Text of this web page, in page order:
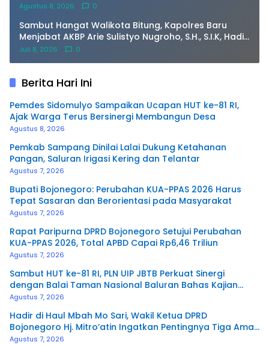
Agustus 8, 2026 0
Sambut Hangat Walikota Bitung, Kapolres Baru
Menjabat AKBP Arie Sulistyo Nugroho, S.H., S.I.K, Hadir
Rakor Forkopimda,
Juli 8, 2026 0
Berita Hari Ini
Pemdes Sidomulyo Sampaikan Ucapan HUT ke-81 RI,
Ajak Warga Terus Bersinergi Membangun Desa
Agustus 8, 2026
Pemkab Sampang Dinilai Lalai Dukung Ketahanan
Pangan, Saluran Irigasi Kering dan Telantar
Agustus 7, 2026
Bupati Bojonegoro: Perubahan KUA-PPAS 2026 Harus
Tepat Sasaran dan Berorientasi pada Masyarakat
Agustus 7, 2026
Rapat Paripurna DPRD Bojonegoro Setujui Perubahan
KUA-PPAS 2026, Total APBD Capai Rp6,46 Triliun
Agustus 7, 2026
Sambut HUT ke-81 RI, PLN UIP JBTB Perkuat Sinergi
dengan Balai Taman Nasional Baluran Bahas Kajian
Rencana Proyek SUTET 500 kV Paiton–
Agustus 7, 2026
Hadir di Haul Mbah Mo Sari, Wakil Ketua DPRD
Bojonegoro Hj. Mitro’atin Ingatkan Pentingnya Tiga Amal
Pengalir Pahala
Agustus 7, 2026